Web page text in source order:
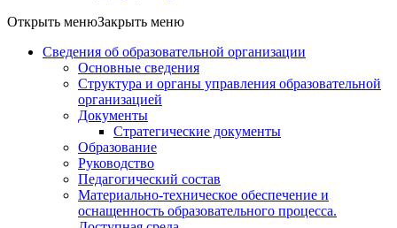
Открыть менюЗакрыть меню
Сведения об образовательной организации
Основные сведения
Структура и органы управления образовательной
организацией
Документы
Стратегические документы
Образование
Руководство
Педагогический состав
Материально-техническое обеспечение и
оснащенность образовательного процесса.